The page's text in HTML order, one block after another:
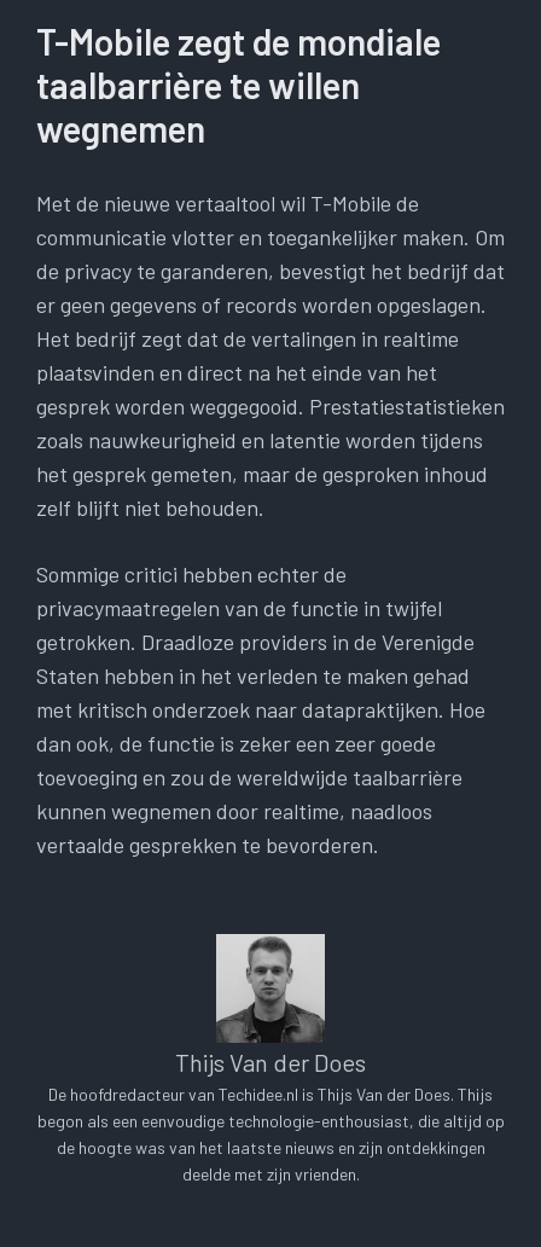
T-Mobile zegt de mondiale
taalbarrière te willen
wegnemen
Met de nieuwe vertaaltool wil T-Mobile de
communicatie vlotter en toegankelijker maken. Om
de privacy te garanderen, bevestigt het bedrijf dat
er geen gegevens of records worden opgeslagen.
Het bedrijf zegt dat de vertalingen in realtime
plaatsvinden en direct na het einde van het
gesprek worden weggegooid. Prestatiestatistieken
zoals nauwkeurigheid en latentie worden tijdens
het gesprek gemeten, maar de gesproken inhoud
zelf blijft niet behouden.
Sommige critici hebben echter de
privacymaatregelen van de functie in twijfel
getrokken. Draadloze providers in de Verenigde
Staten hebben in het verleden te maken gehad
met kritisch onderzoek naar datapraktijken. Hoe
dan ook, de functie is zeker een zeer goede
toevoeging en zou de wereldwijde taalbarrière
kunnen wegnemen door realtime, naadloos
vertaalde gesprekken te bevorderen.
Thijs Van der Does
De hoofdredacteur van Techidee.nl is Thijs Van der Does. Thijs
begon als een eenvoudige technologie-enthousiast, die altijd op
de hoogte was van het laatste nieuws en zijn ontdekkingen
deelde met zijn vrienden.